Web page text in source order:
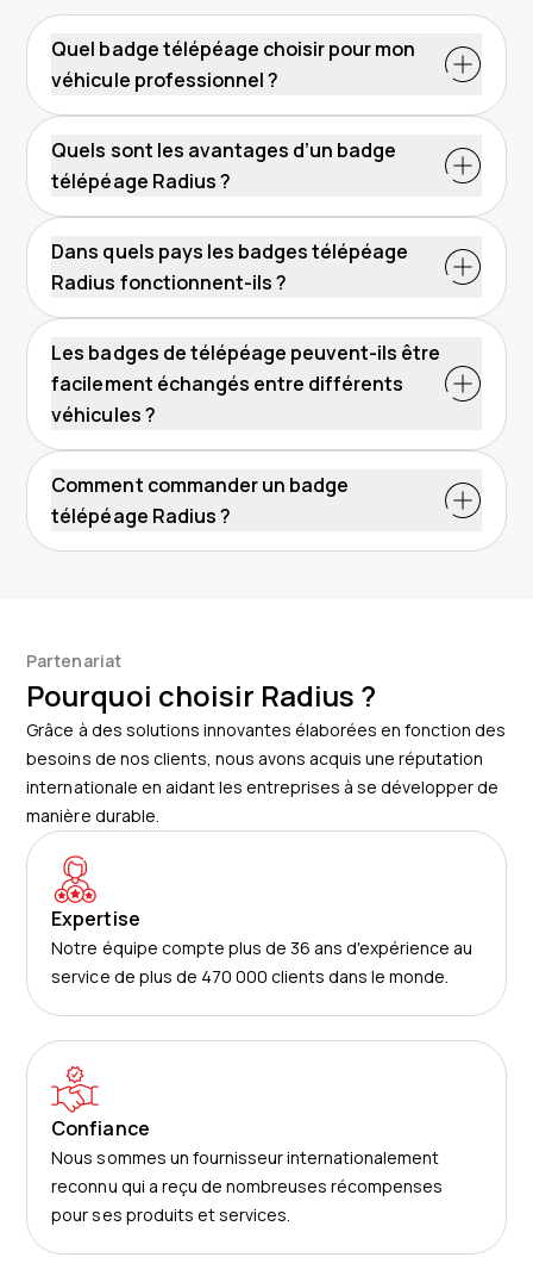
Quel badge télépéage choisir pour mon
véhicule professionnel ?
Si vos véhicules pèsent plus de 3,5T, le badge
est la solution idéale pour voyager dans
12 pays européens.
Si vos véhicules font moins de 3,5T, vous
pouvez opter pour leT-Pass(France) ou le
Med-Pass(Europe du Sud).
Quels sont les avantages d’un badge
télépéage Radius ?
Gain de temps aux péages (voies rapides, sans
arrêt)
Suivi et gestion centralisée des coûts de votre
flotte
Une seule facture pour le carburant et les
péages
Installation rapide, sans câbles ni
branchements
Dans quels pays les badges télépéage
Radius fonctionnent-ils ?
EETS: 12 pays (France, Espagne, Italie,
Allemagne, Belgique, Portugal, Suisse, etc.)
T-Pass
: réseau autoroutier français + parkings
+ ouvrages à péage
Med-Pass
et ferries
Les badges de télépéage peuvent-ils être
facilement échangés entre différents
véhicules ?
Comment commander un badge
télépéage Radius ?
Partenariat
Pourquoi choisir Radius ?
Grâce à des solutions innovantes élaborées en fonction des
besoins de nos clients, nous avons acquis une réputation
internationale en aidant les entreprises à se développer de
manière durable.
Expertise
Notre équipe compte plus de 36 ans d'expérience au
service de plus de 470 000 clients dans le monde.
Confiance
Nous sommes un fournisseur internationalement
reconnu qui a reçu de nombreuses récompenses
pour ses produits et services.